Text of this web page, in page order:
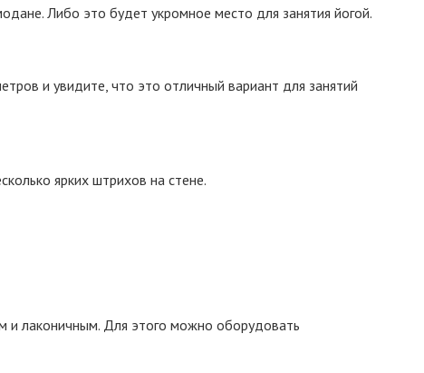
Либо это будет укромное место для занятия йогой.
и увидите, что это отличный вариант для занятий
ярких штрихов на стене.
и лаконичным. Для этого можно оборудовать